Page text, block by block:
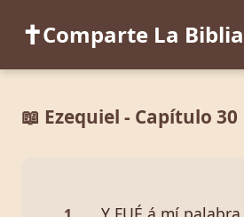
✝️Comparte La Biblia
📖 Ezequiel - Capítulo 30